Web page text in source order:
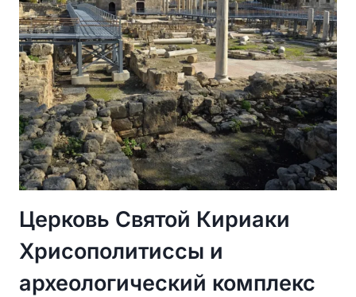
Церковь Святой Кириаки
Хрисополитиссы и
археологический комплекс